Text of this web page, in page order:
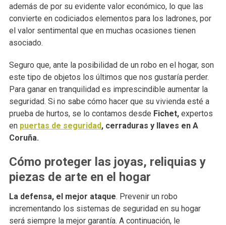
además de por su evidente valor económico, lo que las
convierte en codiciados elementos para los ladrones, por
el valor sentimental que en muchas ocasiones tienen
asociado.
Seguro que, ante la posibilidad de un robo en el hogar, son
este tipo de objetos los últimos que nos gustaría perder.
Para ganar en tranquilidad es imprescindible aumentar la
seguridad. Si no sabe cómo hacer que su vivienda esté a
prueba de hurtos, se lo contamos desde Fichet,expertos
en puertas de seguridad, cerraduras y llaves en A
Coruña.
Cómo proteger las joyas, reliquias y
piezas de arte en el hogar
La defensa, el mejor ataque. Prevenir un robo
incrementando los sistemas de seguridad en su hogar
será siempre la mejor garantía. A continuación, le